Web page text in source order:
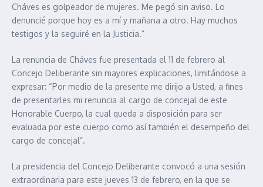
Cháves es golpeador de mujeres. Me pegó sin aviso. Lo
denuncié porque hoy es a mí y mañana a otro. Hay muchos
testigos y la seguiré en la Justicia.”
La renuncia de Cháves fue presentada el 11 de febrero al
Concejo Deliberante sin mayores explicaciones, limitándose a
expresar: “Por medio de la presente me dirijo a Usted, a fines
de presentarles mi renuncia al cargo de concejal de este
Honorable Cuerpo, la cual queda a disposición para ser
evaluada por este cuerpo como así también el desempeño del
cargo de concejal”.
La presidencia del Concejo Deliberante convocó a una sesión
extraordinaria para este jueves 13 de febrero, en la que se